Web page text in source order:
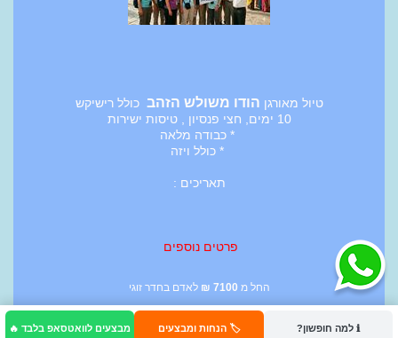
ℹ️ למה חופשון? 🏷️ הנחות ומבצעים מבצעים לוואטסאפ בלבד 🔥
טיול מאורגן הודו משולש הזהב כולל רישיקש
10 ימים, חצי פנסיון , טיסות ישירות
* כבודה מלאה
* כולל ויזה
תאריכים :
פרטים נוספים
החל מ 7100
₪ לאדם בחדר זוגי